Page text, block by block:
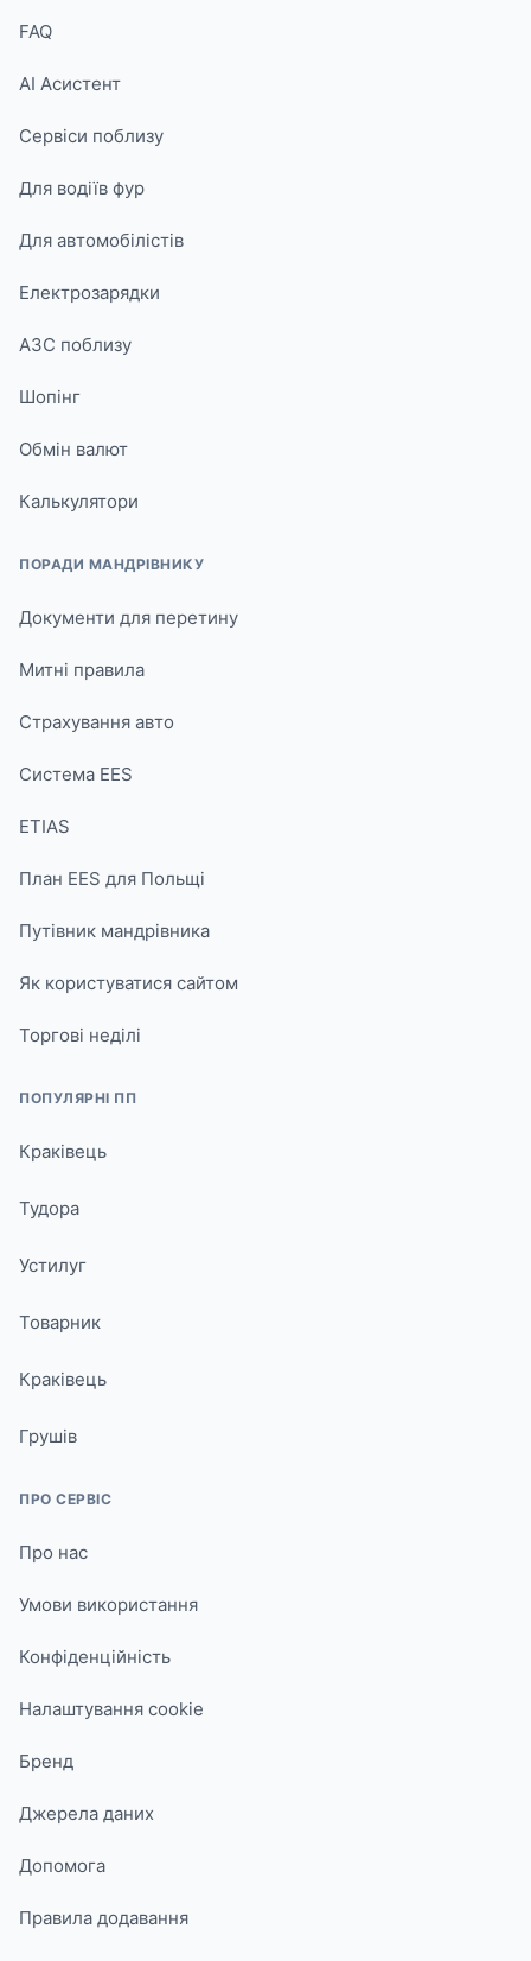
FAQ
AI Асистент
Сервіси поблизу
Для водіїв фур
Для автомобілістів
Електрозарядки
АЗС поблизу
Шопінг
Обмін валют
Калькулятори
ПОРАДИ МАНДРІВНИКУ
Документи для перетину
Митні правила
Страхування авто
Система EES
ETIAS
План EES для Польщі
Путівник мандрівника
Як користуватися сайтом
Торгові неділі
ПОПУЛЯРНІ ПП
Краківець
Тудора
Устилуг
Товарник
Краківець
Грушів
ПРО СЕРВІС
Про нас
Умови використання
Конфіденційність
Налаштування cookie
Бренд
Джерела даних
Допомога
Правила додавання